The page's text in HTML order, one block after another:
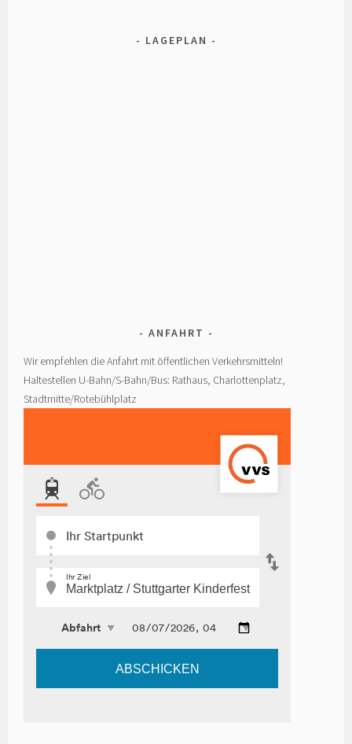
LAGEPLAN
ANFAHRT
Wir empfehlen die Anfahrt mit öffentlichen Verkehrsmitteln!
Haltestellen U-Bahn/S-Bahn/Bus: Rathaus, Charlottenplatz,
Stadtmitte/Rotebühlplatz